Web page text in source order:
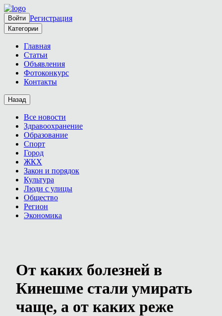
Войти Регистрация
Категории
Главная
Статьи
Объявления
Фотоконкурс
Контакты
Назад
Все новости
Здравоохранение
Образование
Спорт
Город
ЖКХ
Закон и порядок
Культура
Люди с улицы
Общество
Регион
Экономика
От каких болезней в
Кинешме стали умирать
чаще, а от каких реже